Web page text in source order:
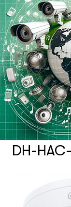
-
- Dahua
- EZ-IP
-
-
Защита
DH-